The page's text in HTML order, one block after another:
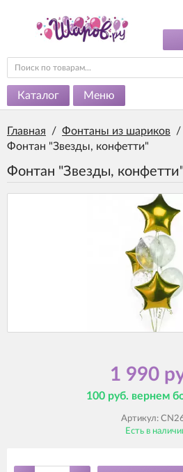
Каталог Меню
Главная / Фонтаны из шариков /
Фонтан "Звезды, конфетти"
Фонтан "Звезды,
1 990
100 руб. вернем
Артикул:
Есть в